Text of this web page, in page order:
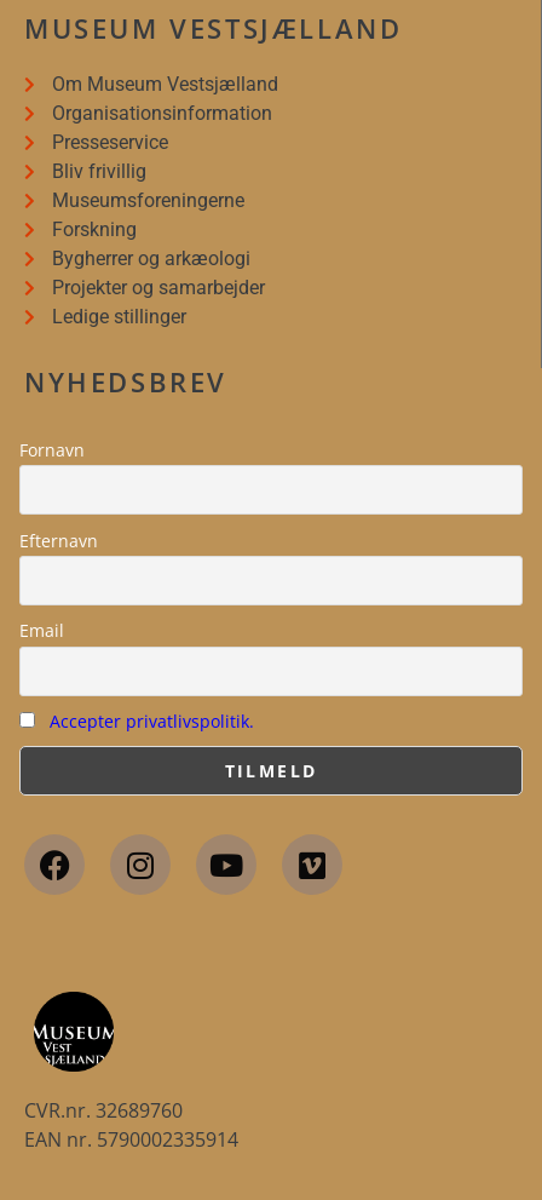
MUSEUM VESTSJÆLLAND
Om Museum Vestsjælland
Organisationsinformation
Presseservice
Bliv frivillig
Museumsforeningerne
Forskning
Bygherrer og arkæologi
Projekter og samarbejder
Ledige stillinger
NYHEDSBREV
Fornavn
Efternavn
Email
Accepter privatlivspolitik.
CVR.nr. 32689760
EAN nr. 5790002335914